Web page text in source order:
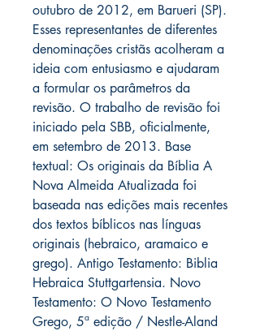
outubro de 2012, em Barueri (SP).
Esses representantes de diferentes
denominações cristãs acolheram a
ideia com entusiasmo e ajudaram
a formular os parâmetros da
revisão. O trabalho de revisão foi
iniciado pela SBB, oficialmente,
em setembro de 2013. Base
textual: Os originais da Bíblia A
Nova Almeida Atualizada foi
baseada nas edições mais recentes
dos textos bíblicos nas línguas
originais (hebraico, aramaico e
grego). Antigo Testamento: Biblia
Hebraica Stuttgartensia. Novo
Testamento: O Novo Testamento
Grego, 5ª edição / Nestle-Aland